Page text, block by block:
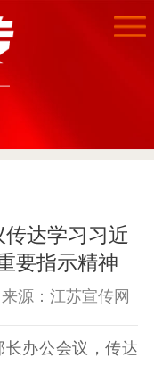
信息公开指南
策法规
达学习习近
要指示精神
来源：江苏宣传网
办公会议，传达